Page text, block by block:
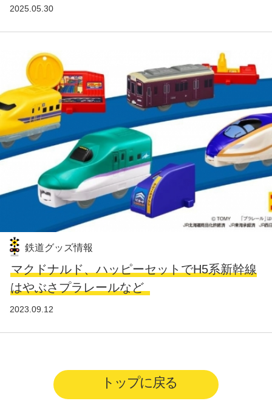
2025.05.30
鉄道グッズ情報
マクドナルド、ハッピーセットでH5系新幹線
はやぶさプラレールなど
2023.09.12
トップに戻る